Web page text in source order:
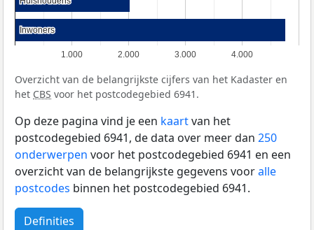
1.000 2.000 3.000 4.000
Inwoners
Inwoners
Overzicht van de belangrijkste cijfers van het Kadaster en
het CBS voor het postcodegebied 6941.
Op deze pagina vind je een kaartvan het
postcodegebied 6941, de data over meer dan 250
onderwerpen voor het postcodegebied 6941 en een
overzicht van de belangrijkste gegevens vooralle
postcodes binnen het postcodegebied 6941.
Definities